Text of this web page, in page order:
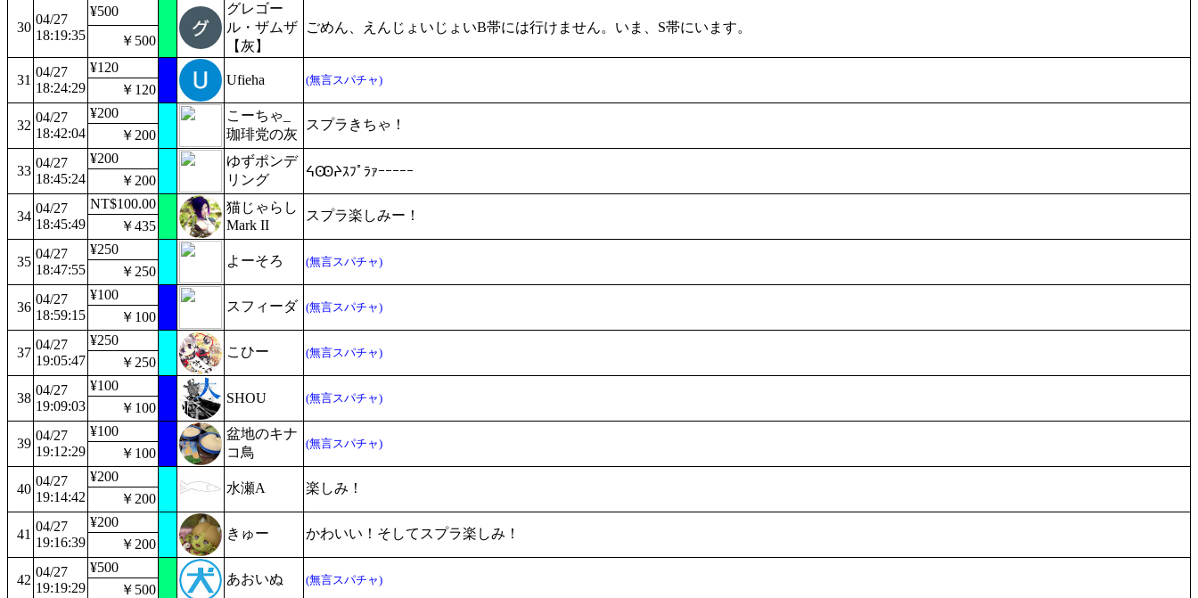
30
04/27
18:19:35
¥500
グレゴー
ル・ザムザ
【灰】
ごめん、えんじょいじょいB帯には行けません。いま、S帯にいます。
￥500
31
04/27
18:24:29
¥120
Ufieha
(無言スパチャ)
￥120
32
04/27
18:42:04
¥200
こーちゃ_
珈琲党の灰
スプラきちゃ！
￥200
33
04/27
18:45:24
¥200
ゆずポンデ
リング
‎⁦ᔦꙬᔨｽﾌﾟﾗｧｰｰｰｰｰ
￥200
34
04/27
18:45:49
NT$100.00
猫じゃらし
Mark II
スプラ楽しみー！
￥435
35
04/27
18:47:55
¥250
よーそろ (無言スパチャ)
￥250
36
04/27
18:59:15
¥100
スフィーダ (無言スパチャ)
￥100
37
04/27
19:05:47
¥250
こひー (無言スパチャ)
￥250
38
04/27
19:09:03
¥100
SHOU
(無言スパチャ)
￥100
39
04/27
19:12:29
¥100
盆地のキナ
コ鳥
(無言スパチャ)
￥100
40
04/27
19:14:42
¥200
水瀬A 楽しみ！
￥200
41
04/27
19:16:39
¥200
きゅー かわいい！そしてスプラ楽しみ！
￥200
42
04/27
19:19:29
¥500
あおいぬ (無言スパチャ)
￥500